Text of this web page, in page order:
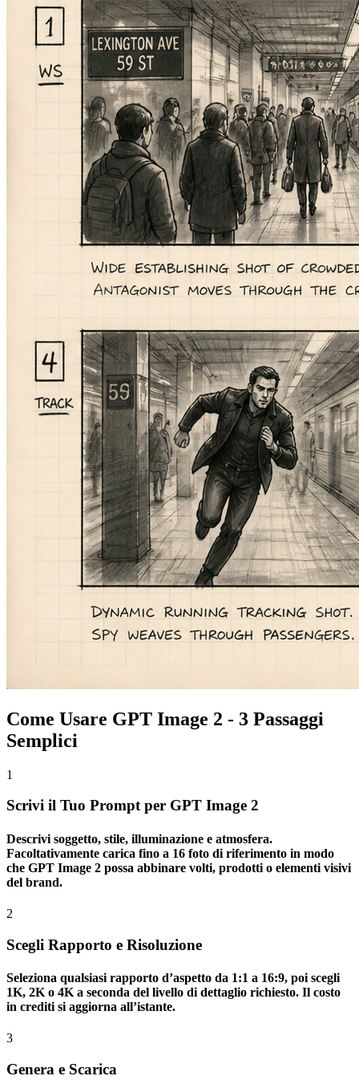
Come Usare GPT Image 2 - 3 Passaggi
Semplici
1
Scrivi il Tuo Prompt per GPT Image 2
Descrivi soggetto, stile, illuminazione e atmosfera.
Facoltativamente carica fino a 16 foto di riferimento in modo
che GPT Image 2 possa abbinare volti, prodotti o elementi visivi
del brand.
2
Scegli Rapporto e Risoluzione
Seleziona qualsiasi rapporto d’aspetto da 1:1 a 16:9, poi scegli
1K, 2K o 4K a seconda del livello di dettaglio richiesto. Il costo
in crediti si aggiorna all’istante.
3
Genera e Scarica